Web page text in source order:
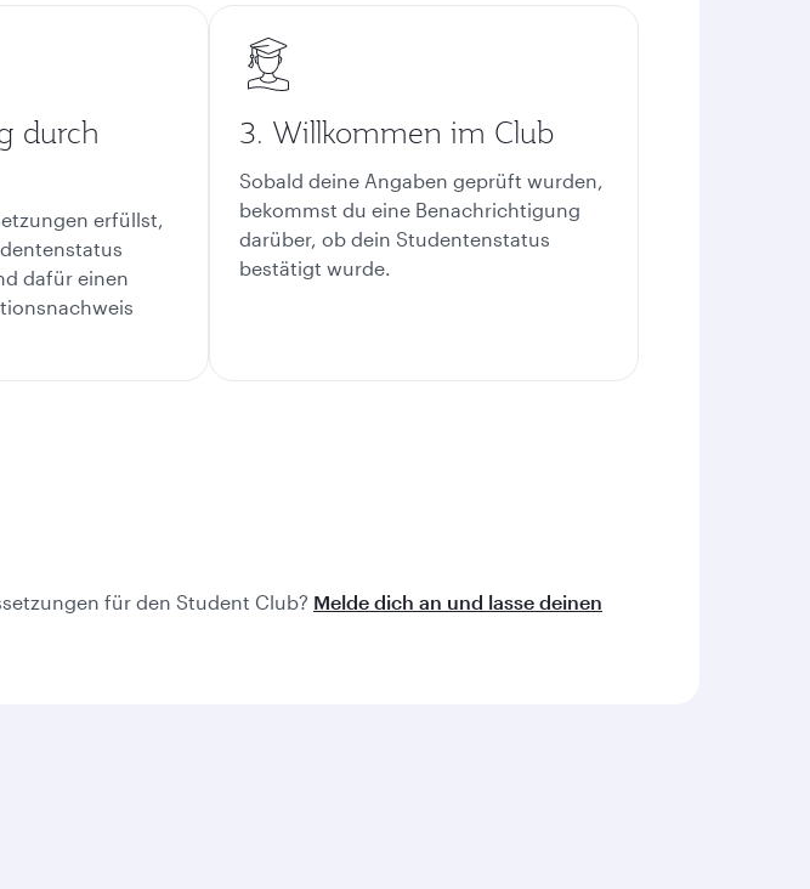
durch
erfüllst,
dafür einen
3. Willkommen im Club
Sobald deine Angaben geprüft wurden,
bekommst du eine Benachrichtigung
darüber, ob dein Studentenstatus
bestätigt wurde.
für den Student Club? Melde dich an und lasse deinen